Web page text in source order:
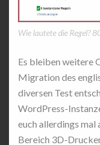
Wie lautete die Regel?
Es bleiben weitere
Migration des
diversen Test
WordPress-
euch allerdings mal
Bereich 3D-